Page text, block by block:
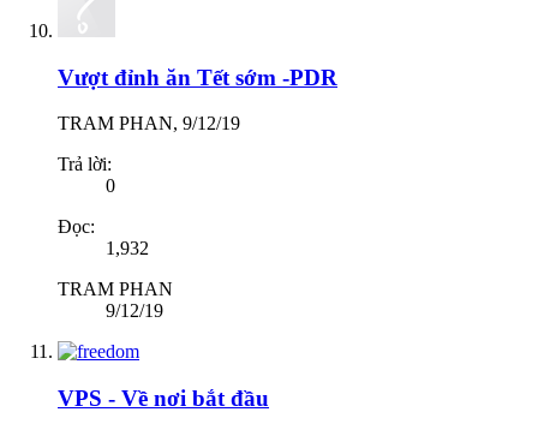
Vượt đỉnh ăn Tết sớm -PDR
TRAM PHAN, 9/12/19
Trả lời:
0
Đọc:
1,932
TRAM PHAN
9/12/19
VPS - Về nơi bắt đầu